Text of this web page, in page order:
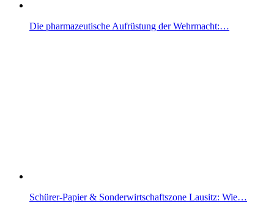
Die pharmazeutische Aufrüstung der Wehrmacht:…
Schürer-Papier & Sonderwirtschaftszone Lausitz: Wie…